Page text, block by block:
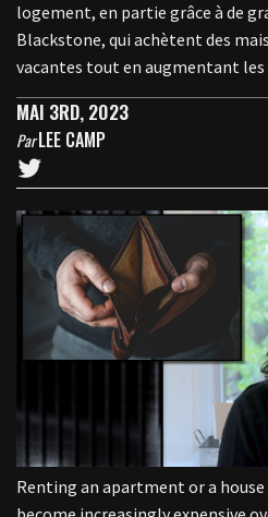
logement, en partie grâce à de
Blackstone, qui achètent des
vacantes tout en augmentant les
MAI 3RD, 2023
ParLEE CAMP
Renting an apartment or a